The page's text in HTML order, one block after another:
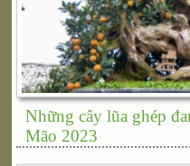
Những cây lũa ghép
Mão 2023